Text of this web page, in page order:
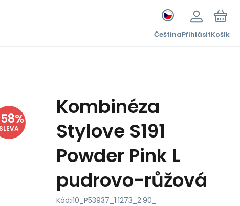
ČeštinaPřihlásitKošík
58%
SLEVA
Kombinéza
Stylove S191
Powder Pink L
pudrovo-růžová
Kód:i10_P53937_1:1273_2:90_